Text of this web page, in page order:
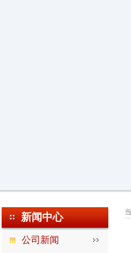
新闻中心
公司新闻